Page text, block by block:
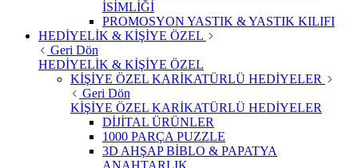
İSİMLİĞİ
PROMOSYON YASTIK & YASTIK KILIFI
HEDİYELİK & KİŞİYE ÖZEL
Geri Dön
HEDİYELİK & KİŞİYE ÖZEL
KİŞİYE ÖZEL KARİKATÜRLÜ HEDİYELER
Geri Dön
KİŞİYE ÖZEL KARİKATÜRLÜ HEDİYELER
DİJİTAL ÜRÜNLER
1000 PARÇA PUZZLE
3D AHŞAP BİBLO & PAPATYA